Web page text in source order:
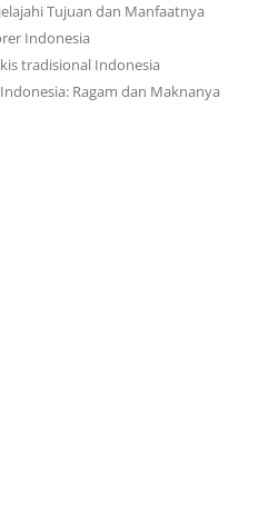
Tujuan dan Manfaatnya
Indonesia
tradisional Indonesia
Ragam dan Maknanya